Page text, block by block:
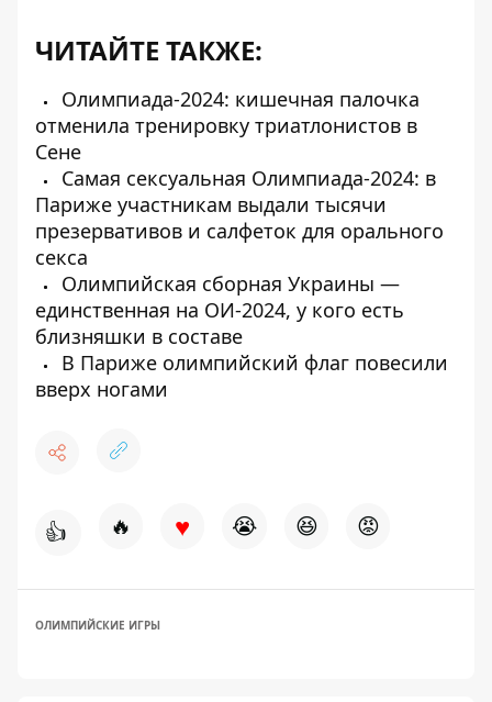
ЧИТАЙТЕ ТАКЖЕ:
Олимпиада-2024: кишечная палочка
отменила тренировку триатлонистов в
Сене
Самая сексуальная Олимпиада-2024: в
Париже участникам выдали тысячи
презервативов и салфеток для орального
секса
Олимпийская сборная Украины —
единственная на ОИ-2024, у кого есть
близняшки в составе
В Париже олимпийский флаг повесили
вверх ногами
👍 🔥 ♥ 😭 😆 😡
ОЛИМПИЙСКИЕ ИГРЫ